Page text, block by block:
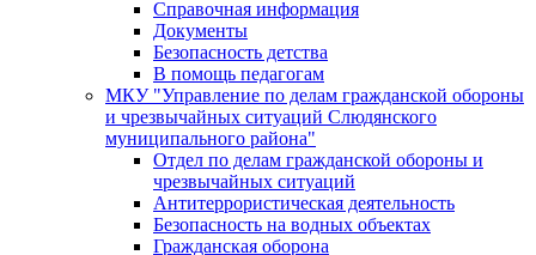
Справочная информация
Документы
Безопасность детства
В помощь педагогам
МКУ "Управление по делам гражданской обороны
и чрезвычайных ситуаций Слюдянского
муниципального района"
Отдел по делам гражданской обороны и
чрезвычайных ситуаций
Антитеррористическая деятельность
Безопасность на водных объектах
Гражданская оборона